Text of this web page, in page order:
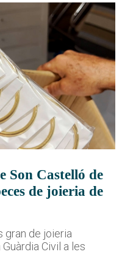
Son Castelló de
de joieria de
gran de joieria
Civil a les